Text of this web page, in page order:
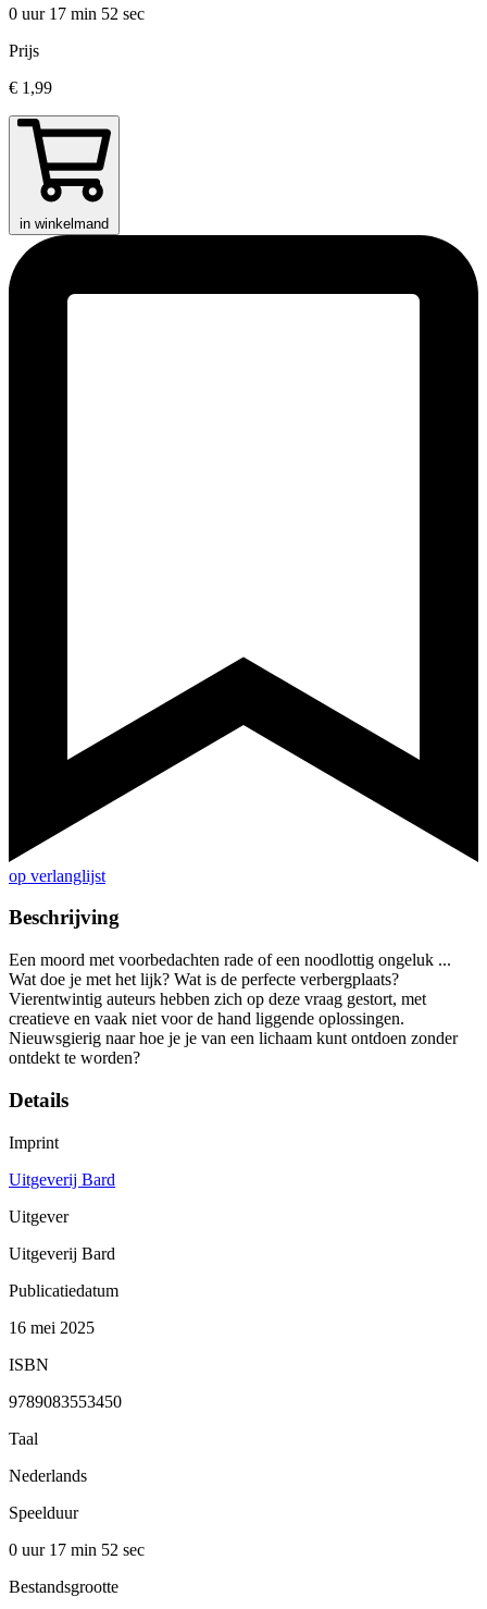
0 uur 17 min 52 sec
Prijs
€ 1,99
in winkelmand
op verlanglijst
Beschrijving
Een moord met voorbedachten rade of een noodlottig ongeluk ...
Wat doe je met het lijk? Wat is de perfecte verbergplaats?
Vierentwintig auteurs hebben zich op deze vraag gestort, met
creatieve en vaak niet voor de hand liggende oplossingen.
Nieuwsgierig naar hoe je je van een lichaam kunt ontdoen zonder
ontdekt te worden?
Details
Imprint
Uitgeverij Bard
Uitgever
Uitgeverij Bard
Publicatiedatum
16 mei 2025
ISBN
9789083553450
Taal
Nederlands
Speelduur
0 uur 17 min 52 sec
Bestandsgrootte